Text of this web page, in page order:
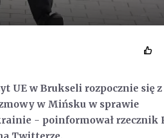
UE w Brukseli rozpocznie się z
w Mińsku w sprawie
- poinformował rzecznik